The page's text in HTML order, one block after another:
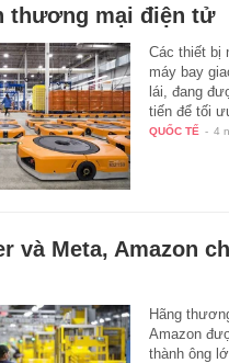
thương mại điện tử
Các thiết bị
máy bay
lái, đang
tiến để tối
QUỐC TẾ - 4
và Meta, Amazon
Hãng
Amazon
thành ông